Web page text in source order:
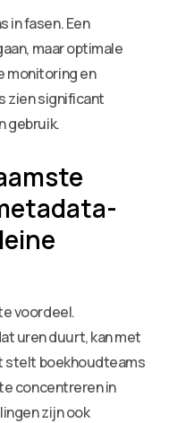
in fasen. Een
maar optimale
monitoring en
zien significant
gebruik.
voordeel.
uren duurt, kan met
stelt boekhoudteams
concentreren in
zijn ook